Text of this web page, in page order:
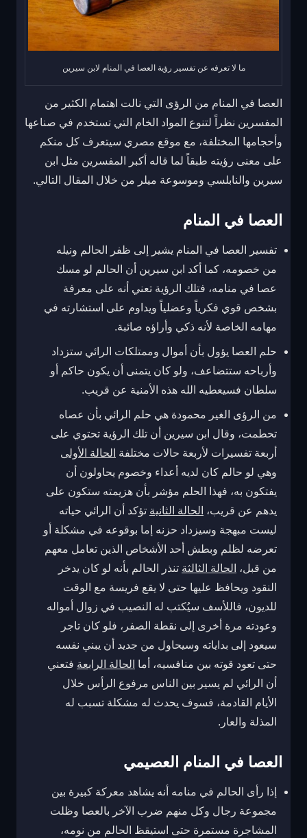
ما لا تعرفه عن تفسير رؤية العصا في المنام لابن سيرين
العصا في المنام من الرؤى التي نالت اهتمام الكثير من
المفسرين نظراً لتنوع المواد الخام التي تستخدم في صناعها
وأحجامها المختلفة، مع موقع مصري سيتعرف كل منكم
على معنى رؤيته طبقاً لما قاله أكبر المفسرين مثل ابن
سيرين والنابلسي وموسوعة ميلر من خلال المقال التالي.
العصا في المنام
تفسير العصا في المنام يشير إلى ظفر الحالم ونيله
من خصومه، كما أكد ابن سيرين أن الحالم لو مسك
عصا في منامه، فتلك الرؤية تعني أنه على معرفة
بشخص قوي فكرياً وعضلياً ويداوم على استشارته في
مهامه الخاصة لأنه ذكي وأراؤه صائبة.
حلم العصا يؤول بأن أموال وممتلكات الرائي ستزداد
وأرباحه ستتضاعف، ولو كان يتمنى أن يكون حاكم أو
سلطان فسيعطيه الله هذه الأمنية عن قريب.
من الرؤى الغير محمودة هي حلم الرائي بأن عصاه
تحطمت، وقال ابن سيرين أن تلك الرؤية تحتوي على
أربعة تفسيرات لأربعة حالات مختلفة الحالة الأولى
وهي لو حالم كان لديه أعداء وخصوم يحاولون أن
يفتكون به، فهذا الحلم مؤشر بأن هزيمته ستكون على
يدهم عن قريب، الحالة الثانية تؤكد أن الرائي حياته
ليست مبهجة وسيزداد حزنه إما بوقوعه في مشكلة أو
تعرضه لظلم وبطش أحد الأشخاص الذين تعامل معهم
من قبل، الحالة الثالثة تنذر الحالم بأنه لو كان يدخر
النقود ويحافظ عليها حتى لا يقع فريسة مع الوقت
للديون، فاللأسف سيُكتب له النصيب في زوال أمواله
وعودته مرة أخرى إلى نقطة الصفر، فلو كان تاجر
سيعود إلى بداياته وسيحاول من جديد أن يبني نفسه
حتى تعود قوته بين منافسيه، أما الحالة الرابعة فتعني
أن الرائي لم يسير بين الناس مرفوع الرأس خلال
الأيام القادمة، فسوف يحدث له مشكلة تسبب له
المذلة والعار.
العصا في المنام العصيمي
إذا رأى الحالم في منامه أنه يشاهد معركة كبيرة بين
مجموعة رجال وكل منهم ضرب الآخر بالعصا وظلت
المشاجرة مستمرة حتى استيقظ الحالم من نومه،